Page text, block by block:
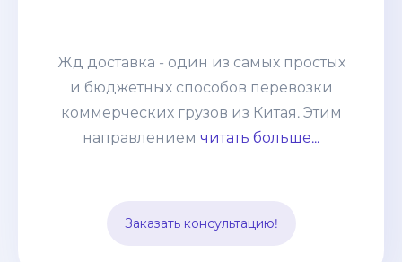
Жд доставка - один из самых простых
и бюджетных способов перевозки
коммерческих грузов из Китая. Этим
направлением читать больше...
Заказать консультацию!
направлением мы возим от
небольших сборных грузов 100-200кг
до целых контейнеров. Развитая
система жд сообщения позволяет без
другими видами транспорта.